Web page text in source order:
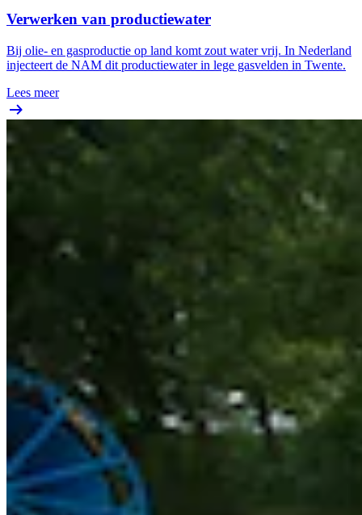
Verwerken van productiewater
Bij olie- en gasproductie op land komt zout water vrij. In Nederland
injecteert de NAM dit productiewater in lege gasvelden in Twente.
Lees meer